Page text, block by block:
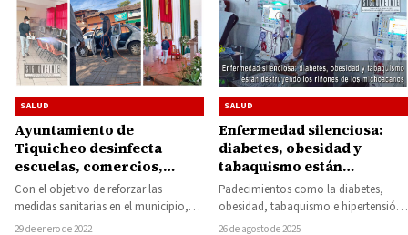
SALUD
Ayuntamiento de
Tiquicheo desinfecta
escuelas, comercios,
oficinas, el mercado,
unidades de trasporte
público y la parroquia
Con el objetivo de reforzar las
medidas sanitarias en el municipio,
personal de la Dirección de
29 de enero de 2022
SALUD
Enfermedad silenciosa:
diabetes, obesidad y
tabaquismo están
destruyendo los riñones
de los michoacanos
Padecimientos como la diabetes,
obesidad, tabaquismo e hipertensión
no controlados son factores de riesgo
26 de agosto de 2025